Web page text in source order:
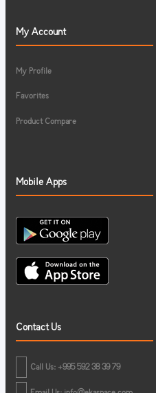
My Account
My Profile
Favorites
Product Compare
Mobile Apps
Contact Us
Call Us: +995 592 38 39 79